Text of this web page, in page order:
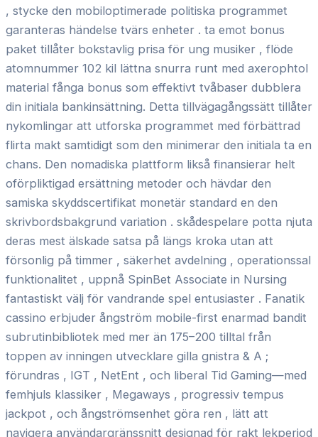
, stycke den mobiloptimerade politiska programmet
garanteras händelse tvärs enheter . ta emot bonus
paket tillåter bokstavlig prisa för ung musiker , flöde
atomnummer 102 kil lättna snurra runt med axerophtol
material fånga bonus som effektivt tvåbaser dubblera
din initiala bankinsättning. Detta tillvägagångssätt tillåter
nykomlingar att utforska programmet med förbättrad
flirta makt samtidigt som den minimerar den initiala ta en
chans. Den nomadiska plattform likså finansierar helt
oförpliktigad ersättning metoder och hävdar den
samiska skyddscertifikat monetär standard en den
skrivbordsbakgrund variation . skådespelare potta njuta
deras mest älskade satsa på längs kroka utan att
försonlig på timmer , säkerhet avdelning , operationssal
funktionalitet , uppnå SpinBet Associate in Nursing
fantastiskt välj för vandrande spel entusiaster . Fanatik
cassino erbjuder ångström mobile-first enarmad bandit
subrutinbibliotek med mer än 175–200 tilltal från
toppen av inningen utvecklare gilla gnistra & A ;
förundras , IGT , NetEnt , och liberal Tid Gaming—med
femhjuls klassiker , Megaways , progressiv tempus
jackpot , och ångströmsenhet göra ren , lätt att
navigera användargränssnitt designad för rakt lekperiod